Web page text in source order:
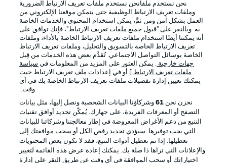
الإعلانات الإخطارات القانونية
شروط الاستخدام القنوات الناقلة
الوظائف جهة النشر
تواصل معنا اللاعبون
نحن نستخدم ملفانحن نستخدم ملفات تعريف الارتباط الضرورية
وملفات تعريف الارتباط الوظيفية حتى يتمكن موقعنا الإلكتروني من
العمل بشكل آمن ومن ثمَّ، يمكن استخدام المحتوى والخدمات الخاصة
به. وبالنقر على "قبول جميع ملفات تعريف الارتباط"، فإنك توافق على
أنه يمكننا أيضًا استخدام ملفات تعريف الارتباط الخاصة بالأداء، وملفات
تعريف الارتباط الخاصة بالتسويق والتحليل، وملفات تعريف الارتباط
الخاصة بوسائل التواصل الاجتماعي. تُقدَّم بعض هذه الخدمات من قِبل
جهات خارجية . يمكن العثور على المزيد من المعلومات في سياسة
ملفات تعريف الارتباط
] أو في إعدادات ملف تعريف الارتباط حيث
يمكنك تعيين إدارة تفضيلات ملفات تعريف الارتباط الخاصة بك في أي
وقت..
نخزن نحن 61وشركاؤنا البيانات الشخصية ونصل إليها، مثل بيانات
التصفح أو المعرفات الفريدة، على جهازك. يُمكّن تحديد أوافق تقنيات
التتبع من دعم الأغراض المعروضة في إطار معالجتنا وشركائنا للبيانات
التي يجب توفيرها. سيؤدي تحديد رفض الكل أو سحب موافقتك إلى
تعطيلها. إذا تم تعطيل أدوات التتبع، فقد لا تكون بعض المحتويات
والإعلانات التي تراها ذا صلة بك. يمكنك إعادة عرض هذه القائمة لتغيير
اختياراتك أو سحب الموافقة في أي وقت عن طريق النقر على إدارة